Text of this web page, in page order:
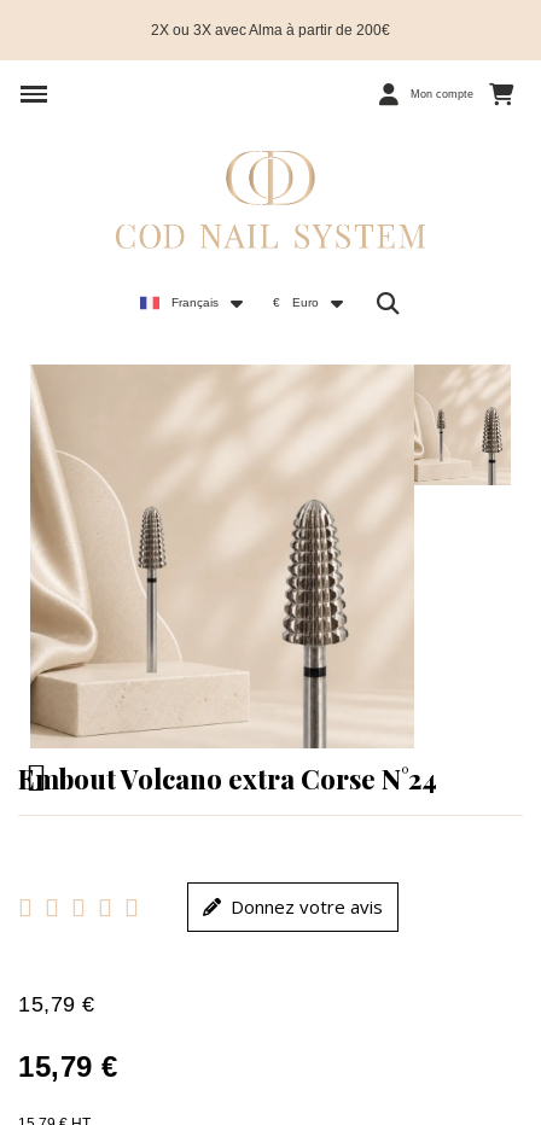
2X ou 3X avec Alma à partir de 200€
Mon compte
Français € Euro
Embout Volcano extra Corse N°24
     Donnez votre avis
15,79 €
15,79 €